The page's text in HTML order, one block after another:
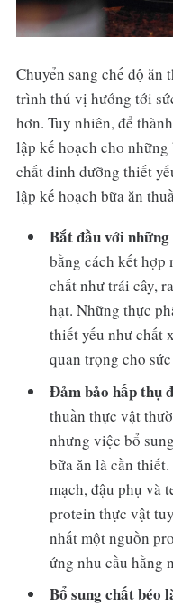
Chuyển sang chế độ ăn
trình thú vị hướng tới
hơn. Tuy nhiên, để
lập kế hoạch cho những
chất dinh dưỡng thiết
lập kế hoạch bữa ăn
Bắt đầu với
bằng cách kết hợp
chất như trái cây,
hạt. Những thực
thiết yếu như chất
quan trọng cho
Đảm bảo hấp thụ
thuần thực vật
nhưng việc bổ
bữa ăn là cần
mạch, đậu phụ và
protein thực vật
nhất một nguồn
ứng nhu cầu hằng
Bổ sung chất béo